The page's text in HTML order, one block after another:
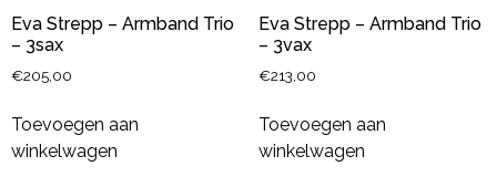
Eva Strepp – Armband Trio
– 3sax
€205,00
Toevoegen aan
winkelwagen
Eva Strepp – Armband Trio
– 3vax
€213,00
Toevoegen aan
winkelwagen